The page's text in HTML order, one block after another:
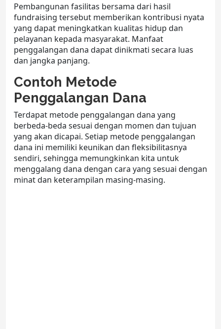
Pembangunan fasilitas bersama dari hasil
fundraising tersebut memberikan kontribusi nyata
yang dapat meningkatkan kualitas hidup dan
pelayanan kepada masyarakat. Manfaat
penggalangan dana dapat dinikmati secara luas
dan jangka panjang.
Contoh Metode
Penggalangan Dana
Terdapat metode penggalangan dana yang
berbeda-beda sesuai dengan momen dan tujuan
yang akan dicapai. Setiap metode penggalangan
dana ini memiliki keunikan dan fleksibilitasnya
sendiri, sehingga memungkinkan kita untuk
menggalang dana dengan cara yang sesuai dengan
minat dan keterampilan masing-masing.